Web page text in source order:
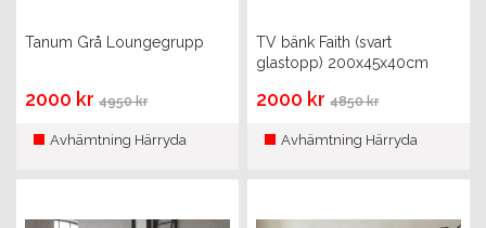
Tanum Grå Loungegrupp
2000 kr4950 kr
Avhämtning Härryda
TV bänk Faith (svart
glastopp) 200x45x40cm
2000 kr4850 kr
Avhämtning Härryda